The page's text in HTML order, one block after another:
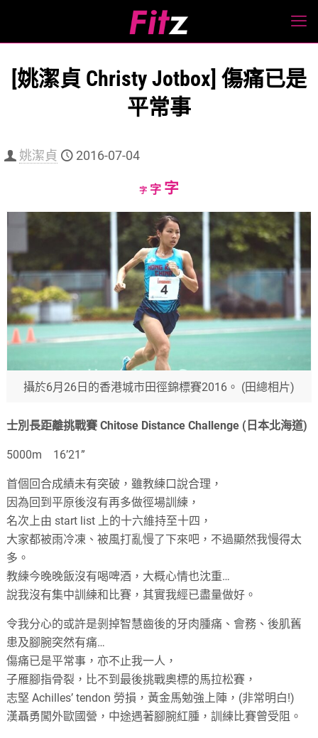
[姚潔貞 Christy Jotbox] 傷痛已是
平常事
姚潔貞 2016-07-04
字Decrease
size.
字Reset
size.
字Increase
size.
攝於6月26日的香港城市田徑錦標賽2016。 (田總相片)
士別長距離挑戰賽 Chitose Distance Challenge (日本北海道)
5000m 16’21”
首個回合成績未有突破，雖教練口說合理，
因為回到平原後沒有再多做徑場訓練，
名次上由 start list 上的十六維持至十四，
大家都被雨冷凍、被風打亂慢了下來吧，不過顯然我慢得太
多。
教練今晚晚飯沒有喝啤酒，大概心情也沈重…
說我沒有集中訓練和比賽，其實我經已盡量做好。
令我分心的或許是剝掉智慧齒後的牙肉腫痛、會務、後肌舊
患及腳腕突然有痛…
傷痛已是平常事，亦不止我一人，
子雁腳指骨裂，比不到最後挑戰奧標的馬拉松賽，
志堅 Achilles’ tendon 勞損，黃金馬勉強上陣，(非常明白!)
漢聶勇闖外歐國營，中途遇著腳腕紅腫，訓練比賽曾受阻。